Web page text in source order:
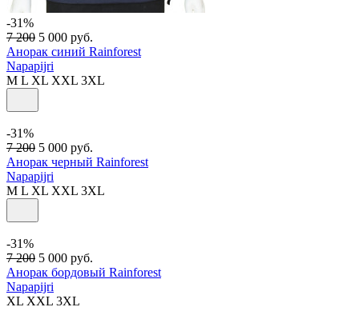
-31%
7 200 5 000 руб.
Анорак синий Rainforest
Napapijri
M L XL XXL 3XL
-31%
7 200 5 000 руб.
Анорак черный Rainforest
Napapijri
M L XL XXL 3XL
-31%
7 200 5 000 руб.
Анорак бордовый Rainforest
Napapijri
XL XXL 3XL